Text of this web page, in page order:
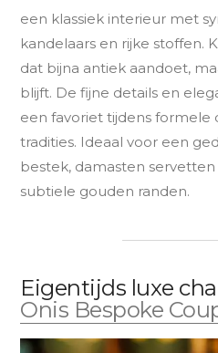
een klassiek interieur met
kandelaars en rijke stoffen.
dat bijna antiek aandoet,
blijft. De fijne details en
een favoriet tijdens formele
tradities. Ideaal voor een
bestek, damasten
subtiele gouden randen.
Eigentijds luxe
Onis Bespoke